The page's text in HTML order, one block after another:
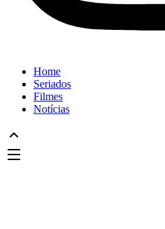
Home
Seriados
Filmes
Notícias